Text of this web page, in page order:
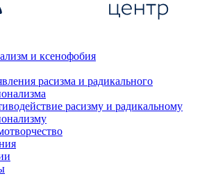
и ксенофобия
расизма и радикального
расизму и радикальному